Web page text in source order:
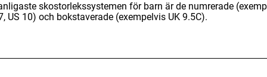
skostorlekssystemen för barn är de numrerade
US 10) och bokstaverade (exempelvis UK 9.5C).